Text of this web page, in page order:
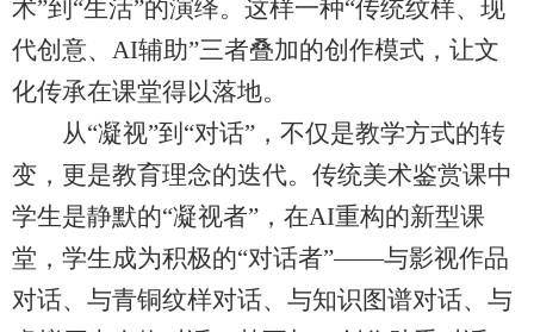
术”到“生活”的演绎。这样一种“传统纹样、现
代创意、AI辅助”三者叠加的创作模式，让文
化传承在课堂得以落地。
从“凝视”到“对话”，不仅是教学方式的转
变，更是教育理念的迭代。传统美术鉴赏课中
学生是静默的“凝视者”，在AI重构的新型课
堂，学生成为积极的“对话者”——与影视作品
对话、与青铜纹样对话、与知识图谱对话、与